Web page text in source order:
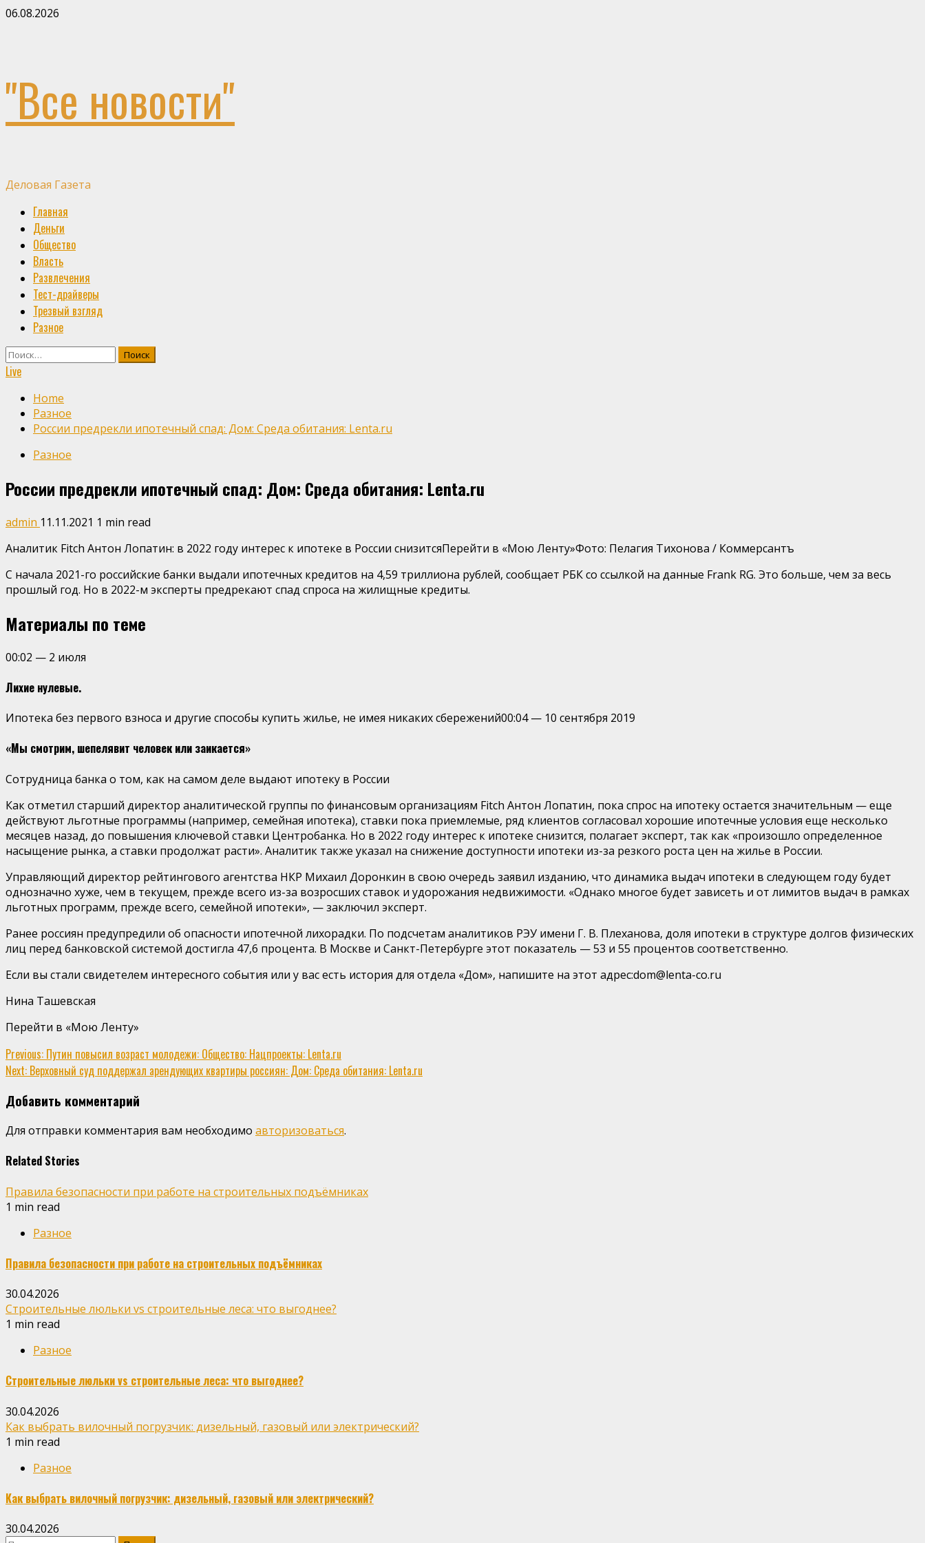
Skip
06.08.2026
"Все новости"
Деловая Газета
Primary
Menu
Главная
Деньги
Общество
Власть
Развлечения
Тест-драйверы
Трезвый взгляд
Разное
Найти:
Live
Home
Разное
России предрекли ипотечный спад: Дом: Среда обитания: Lenta.ru
Разное
России предрекли ипотечный спад: Дом: Среда обитания: Lenta.ru
admin 11.11.2021 1 min read
Аналитик Fitch Антон Лопатин: в 2022 году интерес к ипотеке в России снизитсяПерейти в «Мою Ленту»Фото: Пелагия Тихонова / Коммерсантъ
С начала 2021-го российские банки выдали ипотечных кредитов на 4,59 триллиона рублей, сообщает РБК со ссылкой на данные Frank RG. Это больше, чем за весь
прошлый год. Но в 2022-м эксперты предрекают спад спроса на жилищные кредиты.
Материалы по теме
00:02 — 2 июля
Лихие нулевые.
Ипотека без первого взноса и другие способы купить жилье, не имея никаких сбережений00:04— 10 сентября 2019
«Мы смотрим, шепелявит человек или заикается»
Сотрудница банка о том, как на самом деле выдают ипотеку в России
Как отметил старший директор аналитической группы по финансовым организациям Fitch Антон Лопатин, пока спрос на ипотеку остается значительным — еще
действуют льготные программы (например, семейная ипотека), ставки пока приемлемые, ряд клиентов согласовал хорошие ипотечные условия еще несколько
месяцев назад, до повышения ключевой ставки Центробанка. Но в 2022 году интерес к ипотеке снизится, полагает эксперт, так как «произошло определенное
насыщение рынка, а ставки продолжат расти». Аналитик также указал на снижение доступности ипотеки из-за резкого роста цен на жилье в России.
Управляющий директор рейтингового агентства НКР Михаил Доронкин в свою очередь заявил изданию, что динамика выдач ипотеки в следующем году будет
однозначно хуже, чем в текущем, прежде всего из-за возросших ставок и удорожания недвижимости. «Однако многое будет зависеть и от лимитов выдач в рамках
льготных программ, прежде всего, семейной ипотеки», — заключил эксперт.
Ранее россиян предупредили об опасности ипотечной лихорадки. По подсчетам аналитиков РЭУ имени Г. В. Плеханова, доля ипотеки в структуре долгов физических
лиц перед банковской системой достигла 47,6 процента. В Москве и Санкт-Петербурге этот показатель — 53 и 55 процентов соответственно.
Если вы стали свидетелем интересного события или у вас есть история для отдела «Дом», напишите на этот адрес:dom@lenta-co.ru
Нина Ташевская
Перейти в «Мою Ленту»
Continue
Reading
Previous: Путин повысил возраст молодежи: Общество: Нацпроекты: Lenta.ru
Next: Верховный суд поддержал арендующих квартиры россиян: Дом: Среда обитания: Lenta.ru
Добавить комментарий
Для отправки комментария вам необходимо авторизоваться.
Related Stories
Правила безопасности при работе на строительных подъёмниках
1 min read
Разное
Правила безопасности при работе на строительных подъёмниках
30.04.2026
Строительные люльки vs строительные леса: что выгоднее?
1 min read
Разное
Строительные люльки vs строительные леса: что выгоднее?
30.04.2026
Как выбрать вилочный погрузчик: дизельный, газовый или электрический?
1 min read
Разное
Как выбрать вилочный погрузчик: дизельный, газовый или электрический?
30.04.2026